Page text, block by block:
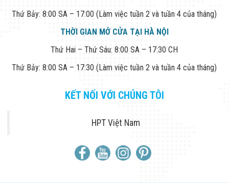
Thứ Bảy: 8:00 SA – 17:00 (Làm việc tuần 2 và tuần 4 của tháng)
THỜI GIAN MỞ CỬA TẠI HÀ NỘI
Thứ Hai – Thứ Sáu: 8:00 SA – 17:30 CH
Thứ Bảy: 8:00 SA – 17:30 (Làm việc tuần 2 và tuần 4 của tháng)
KẾT NỐI VỚI CHÚNG TÔI
HPT Việt Nam